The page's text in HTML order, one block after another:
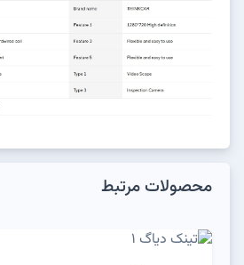
محصولات مرتبط